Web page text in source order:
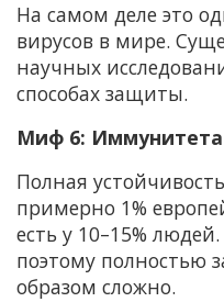
На самом деле это
вирусов в мире.
научных
способах защиты.
Миф 6:
Полная
примерно 1%
есть у 10–15%
поэтому полностью
образом сложно.